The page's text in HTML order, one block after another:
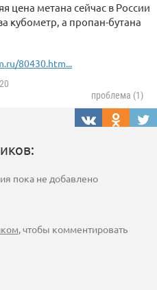
цена метана сейчас в России
кубометр, а пропан-бутана
80430.htm...
проблема (1)
пока не добавлено
, чтобы комментировать